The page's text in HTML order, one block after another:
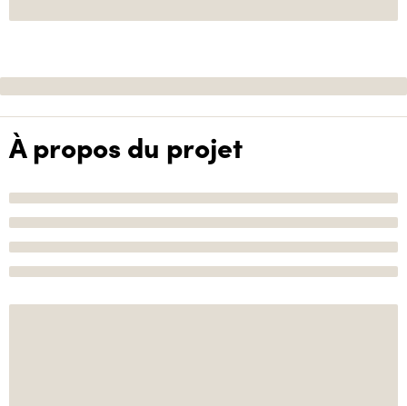
À propos du projet